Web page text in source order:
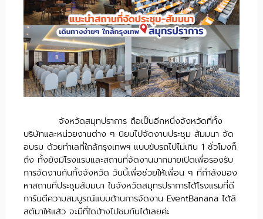
จังหวัดสมุทปราการ ถือเป็นอีกหนึ่งจังหวัดที่ทั้ง
บริษัทและหน่วยงานต่าง ๆ นิยมไปจัดงานประชุม สัมมนา จัด
อบรม ด้วยทำเลที่ใกล้กรุงเทพฯ แบบขับรถไปไม่เกิน 1 ชั่วโมงก็
ถึง ทั้งยังมีโรงแรมและสถานที่จัดงานมากมายเปิดเพื่อรองรับ
การจัดงานกันทั้งจังหวัด วันนี้เพื่อช่วยให้เพื่อน ๆ ที่กำลังมอง
หาสถานที่ประชุมสัมมนา ในจังหวัดสมุทรปราการได้โรงแรมที่ดี
การันตีความสมบูรณ์แบบด้านการจัดงาน EventBanana ได้ลิ
สต์มาให้แล้ว จะมีที่ใดบ้างไปชมกันได้เลยค่ะ